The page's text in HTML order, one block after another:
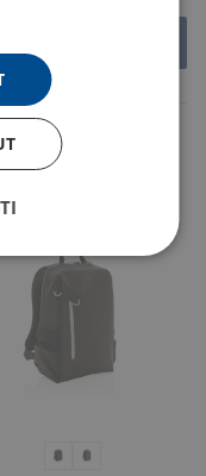
Kč s DPH
na 15,6"" notebook Lima